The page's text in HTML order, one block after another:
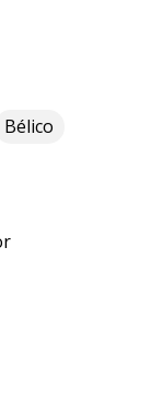
Bélico